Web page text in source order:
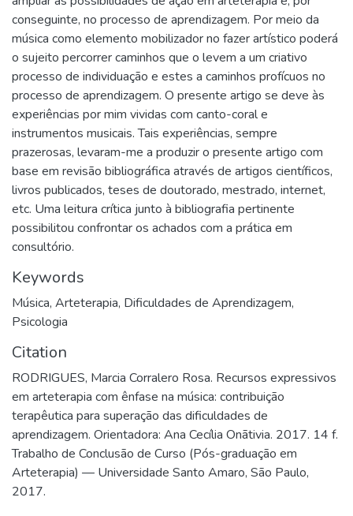
conseguinte, no processo de aprendizagem. Por meio da
música como elemento mobilizador no fazer artístico poderá
o sujeito percorrer caminhos que o levem a um criativo
processo de individuação e estes a caminhos profícuos no
processo de aprendizagem. O presente artigo se deve às
experiências por mim vividas com canto-coral e
instrumentos musicais. Tais experiências, sempre
prazerosas, levaram-me a produzir o presente artigo com
base em revisão bibliográfica através de artigos científicos,
livros publicados, teses de doutorado, mestrado, internet,
etc. Uma leitura crítica junto à bibliografia pertinente
possibilitou confrontar os achados com a prática em
consultório.
Keywords
Música, Arteterapia, Dificuldades de Aprendizagem,
Psicologia
Citation
RODRIGUES, Marcia Corralero Rosa. Recursos expressivos
em arteterapia com ênfase na música: contribuição
terapêutica para superação das dificuldades de
aprendizagem. Orientadora: Ana Cecília Onãtivia. 2017. 14 f.
Trabalho de Conclusão de Curso (Pós-graduação em
Arteterapia) — Universidade Santo Amaro, São Paulo,
2017.